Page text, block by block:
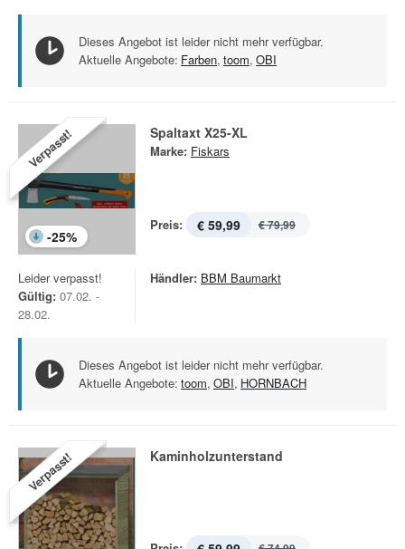
Dieses Angebot ist leider nicht mehr verfügbar.
Aktuelle Angebote: Farben, toom, OBI
Verpasst!
-25%
Spaltaxt X25-XL
Marke: Fiskars
Preis: € 59,99 € 79,99
Leider verpasst!
Gültig: 07.02. -
28.02.
Händler: BBM Baumarkt
Dieses Angebot ist leider nicht mehr verfügbar.
Aktuelle Angebote: toom, OBI, HORNBACH
Verpasst! Kaminholzunterstand